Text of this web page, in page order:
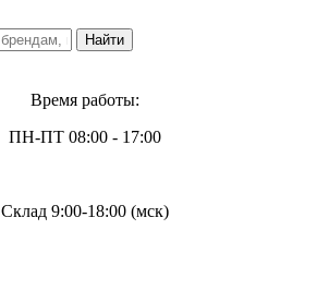
Время работы:
ПН-ПТ 08:00 - 17:00
Склад 9:00-18:00 (мск)